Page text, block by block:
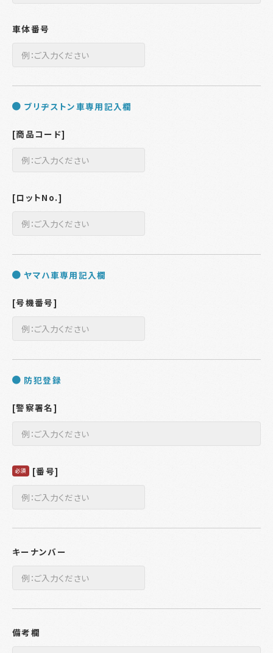
車体番号
ブリヂストン車専用記入欄
[商品コード]
[ロットNo.]
ヤマハ車専用記入欄
[号機番号]
防犯登録
[警察署名]
必須 [番号]
キーナンバー
備考欄